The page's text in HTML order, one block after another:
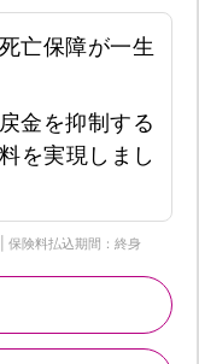
亡保障が一生
金を抑制する
を実現しまし
保険料払込期間：終身